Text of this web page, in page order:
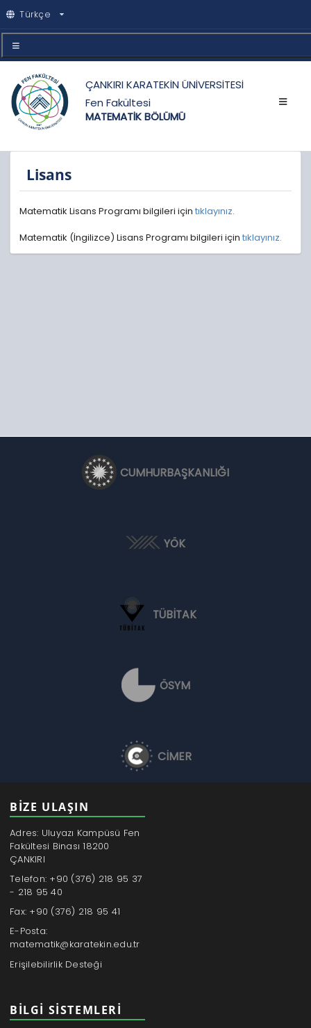
Türkçe
ÇANKIRI KARATEKİN ÜNİVERSİTESİ
Fen Fakültesi
MATEMATİK BÖLÜMÜ
Lisans
Matematik Lisans Programı bilgileri için tıklayınız.
Matematik (İngilizce) Lisans Programı bilgileri için tıklayınız.
CUMHURBAŞKANLIĞI
YÖK
TÜBİTAK
ÖSYM
CİMER
BİZE ULAŞIN
Adres: Uluyazı Kampüsü Fen
Fakültesi Binası 18200
ÇANKIRI
Telefon: +90 (376) 218 95 37
- 218 95 40
Fax: +90 (376) 218 95 41
E-Posta:
matematik@karatekin.edu.tr
Erişilebilirlik Desteği
BILGI SISTEMLERI